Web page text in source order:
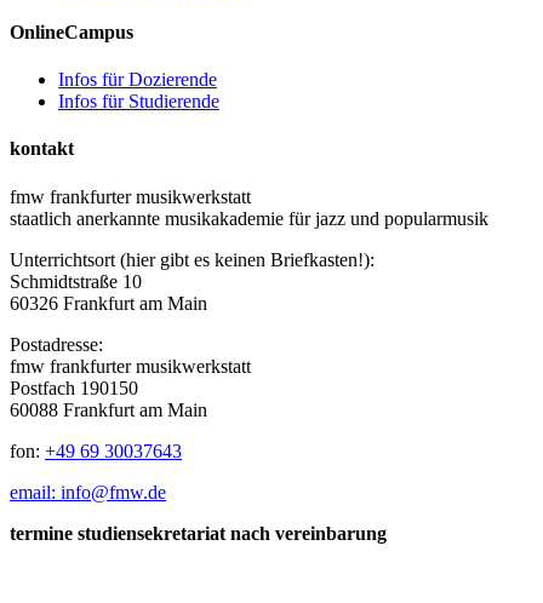
OnlineCampus
Infos für Dozierende
Infos für Studierende
kontakt
fmw frankfurter musikwerkstatt
staatlich anerkannte musikakademie für jazz und popularmusik
Unterrichtsort (hier gibt es keinen Briefkasten!):
Schmidtstraße 10
60326 Frankfurt am Main
Postadresse:
fmw frankfurter musikwerkstatt
Postfach 190150
60088 Frankfurt am Main
fon: +49 69 30037643
email: info@fmw.de
termine studiensekretariat nach vereinbarung